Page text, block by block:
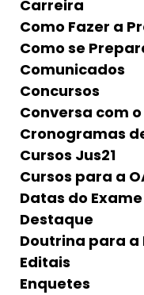
Carreira
Como Fazer a
Como se
Comunicados
Concursos
Conversa com
Cronogramas
Cursos Jus21
Cursos para a
Datas do
Destaque
Doutrina para a
Editais
Enquetes